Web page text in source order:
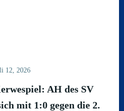
12, 2026
AH des SV
mit 1:0 gegen die 2.